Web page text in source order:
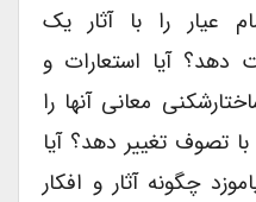
عیار را با آثار یک
دهد؟ آیا استعارات و
معانی آنها را
تصوف تغییر دهد؟ آیا
چگونه آثار و افکار